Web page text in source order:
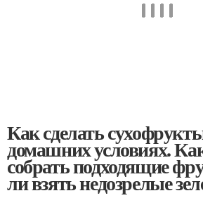
Как сделать
домашних условиях.
собрать подходящие
ли взять недозрелые